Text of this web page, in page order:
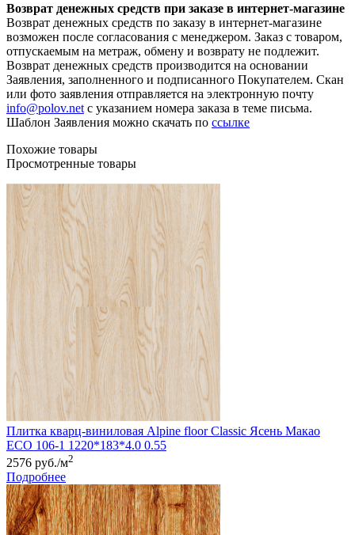
Возврат денежных средств при заказе в интернет-магазине
Возврат денежных средств по заказу в интернет-магазине
возможен после согласования с менеджером. Заказ с товаром,
отпускаемым на метраж, обмену и возврату не подлежит.
Возврат денежных средств производится на основании
Заявления, заполненного и подписанного Покупателем. Скан
или фото заявления отправляется на электронную почту
info@polov.net с указанием номера заказа в теме письма.
Шаблон Заявления можно скачать по ссылке
Похожие товары
Просмотренные товары
Плитка кварц-виниловая Alpine floor Classic Ясень Макао
ЕСО 106-1 1220*183*4.0 0.55
2576 руб./м2
Подробнее